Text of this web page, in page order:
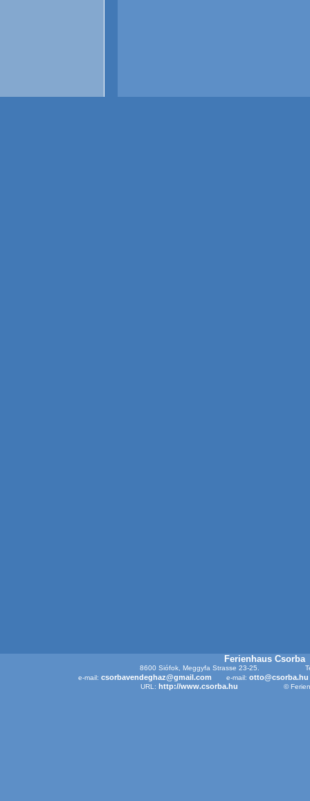
Ferienhaus Csorba
8600 Siófok, Meggyfa Strasse 23-25.
e-mail: csorbavendeghaz@gmail.com e-mail: otto@csorba.hu
URL: http://www.csorba.hu ©